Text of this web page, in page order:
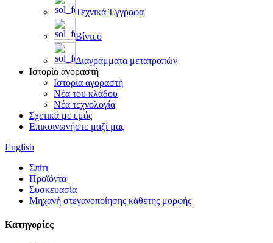
Τεχνικά Έγγραφα
Βίντεο
Διαγράμματα μετατροπών
Ιστορία αγοραστή
Ιστορία αγοραστή
Νέα του κλάδου
Νέα τεχνολογία
Σχετικά με εμάς
Επικοινωνήστε μαζί μας
English
Σπίτι
Προϊόντα
Συσκευασία
Μηχανή στεγανοποίησης κάθετης μορφής
Κατηγορίες